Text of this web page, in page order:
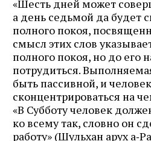
«Шесть дней может
а день седьмой да будет
полного покоя,
смысл этих слов
полного покоя, но до его
потрудиться.
быть пассивной, и
сконцентрироваться на
«В Субботу человек
ко всему так, словно он
работу» (Шульхан арух